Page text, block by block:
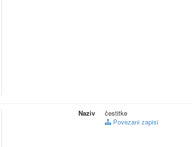
Naziv
čestitke
Povezani zapisi